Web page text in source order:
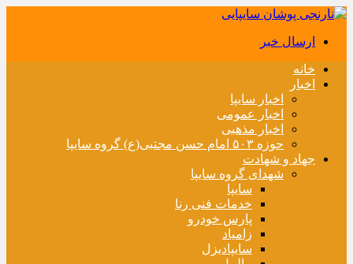
ارسال خبر
خانه
اخبار
اخبار سایپا
اخبار عمومی
اخبار مذهبی
حوزه ۵۰۳ امام حسن مجتبی(ع) گروه سایپا
جهاد و شهادت
شهدای گروه سایپا
سایپا
خدمات فنی رنا
پارس خودرو
زامیاد
سایپادیزل